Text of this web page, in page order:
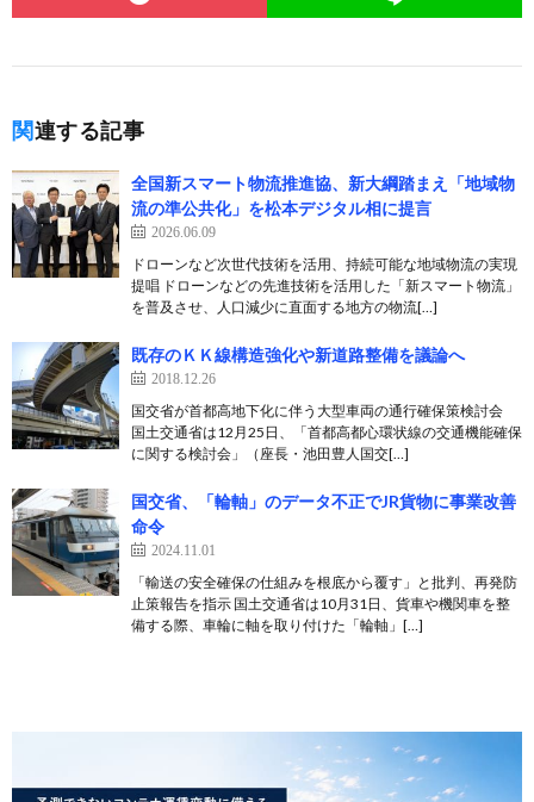
関連する記事
全国新スマート物流推進協、新大綱踏まえ「地域物
流の準公共化」を松本デジタル相に提言
2026.06.09
ドローンなど次世代技術を活用、持続可能な地域物流の実現
提唱 ドローンなどの先進技術を活用した「新スマート物流」
を普及させ、人口減少に直面する地方の物流[…]
既存のＫＫ線構造強化や新道路整備を議論へ
2018.12.26
国交省が首都高地下化に伴う大型車両の通行確保策検討会
国土交通省は12月25日、「首都高都心環状線の交通機能確保
に関する検討会」（座長・池田豊人国交[…]
国交省、「輪軸」のデータ不正でJR貨物に事業改善
命令
2024.11.01
「輸送の安全確保の仕組みを根底から覆す」と批判、再発防
止策報告を指示 国土交通省は10月31日、貨車や機関車を整
備する際、車輪に軸を取り付けた「輪軸」[…]